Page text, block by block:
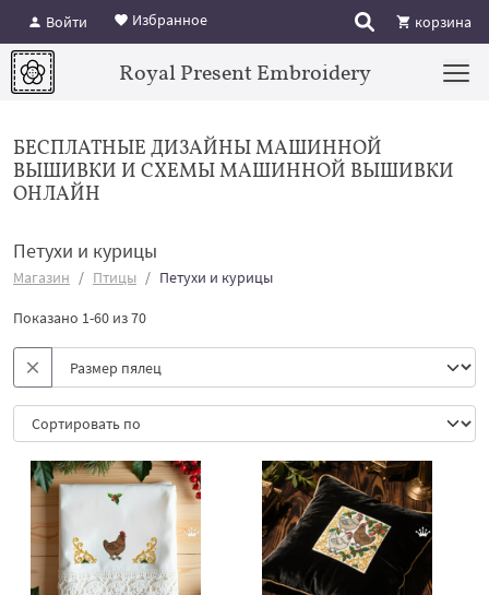
Войти Избранное корзина
Royal Present Embroidery
БЕСПЛАТНЫЕ ДИЗАЙНЫ МАШИННОЙ
ВЫШИВКИ И СХЕМЫ МАШИННОЙ ВЫШИВКИ
ОНЛАЙН
Петухи и курицы
Магазин Птицы Петухи и курицы
Показано 1-60 из 70